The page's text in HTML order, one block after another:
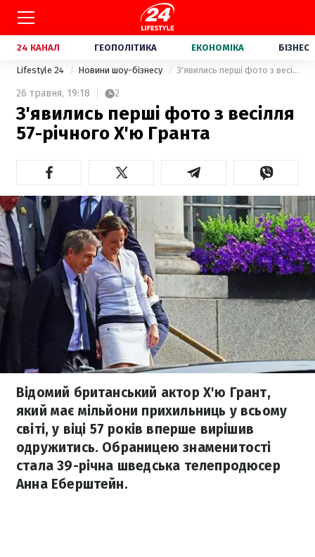
24 КАНАЛ ГЕОПОЛІТИКА ЕКОНОМІКА БІЗНЕС
Lifestyle 24 Новини шоу-бізнесу З'явились перші фото з весілля 57-річного Х'ю Гранта
26 травня, 19:18 2
З'явились перші фото з весілля
57-річного Х'ю Гранта
Відомий британський актор Х'ю Грант,
який має мільйони прихильниць у всьому
світі, у віці 57 років вперше вирішив
одружитись. Обраницею знаменитості
стала 39-річна шведська телепродюсер
Анна Еберштейн.